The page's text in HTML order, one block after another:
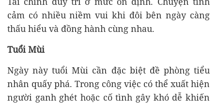
cảm có nhiều niềm vui khi đôi bên ngày càng
thấu hiểu và đồng hành cùng nhau.
Tuổi Mùi
Ngày này tuổi Mùi cần đặc biệt đề phòng tiểu
nhân quấy phá. Trong công việc có thể xuất hiện
người ganh ghét hoặc cố tình gây khó dễ khiến